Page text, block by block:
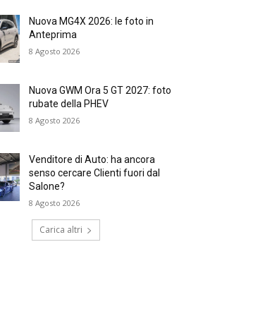
Nuova MG4X 2026: le foto in
Anteprima
8 Agosto 2026
Nuova GWM Ora 5 GT 2027: foto
rubate della PHEV
8 Agosto 2026
Venditore di Auto: ha ancora
senso cercare Clienti fuori dal
Salone?
8 Agosto 2026
Carica altri